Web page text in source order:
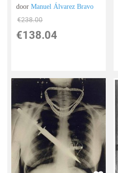
doorManuel Álvarez Bravo
€238.00
€138.04